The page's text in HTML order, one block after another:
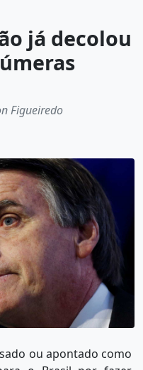
já decolou
Figueiredo
ou apontado como